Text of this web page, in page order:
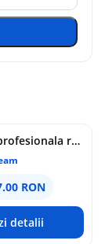
Lanterna profesionala reincarcabila Acebeam Pokelit AA, 1000 lumeni, 105 m, gri
RON
detalii